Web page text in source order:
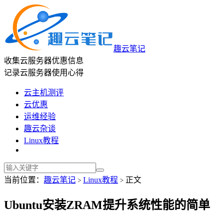
趣云笔记
收集云服务器优惠信息
记录云服务器使用心得
云主机测评
云优惠
运维经验
趣云杂谈
Linux教程
当前位置： 趣云笔记 > Linux教程 > 正文
Ubuntu安装ZRAM提升系统性能的简单